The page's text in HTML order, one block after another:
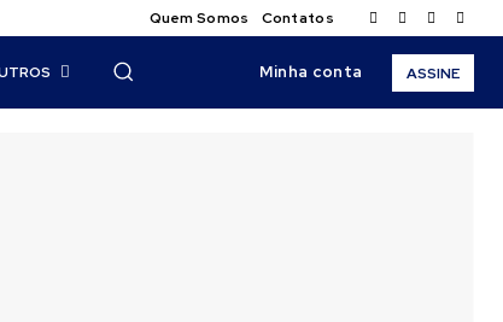
Quem Somos Contatos
Minha conta ASSINE